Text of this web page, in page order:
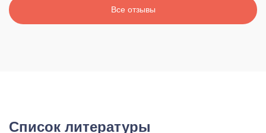
Все отзывы
Список литературы